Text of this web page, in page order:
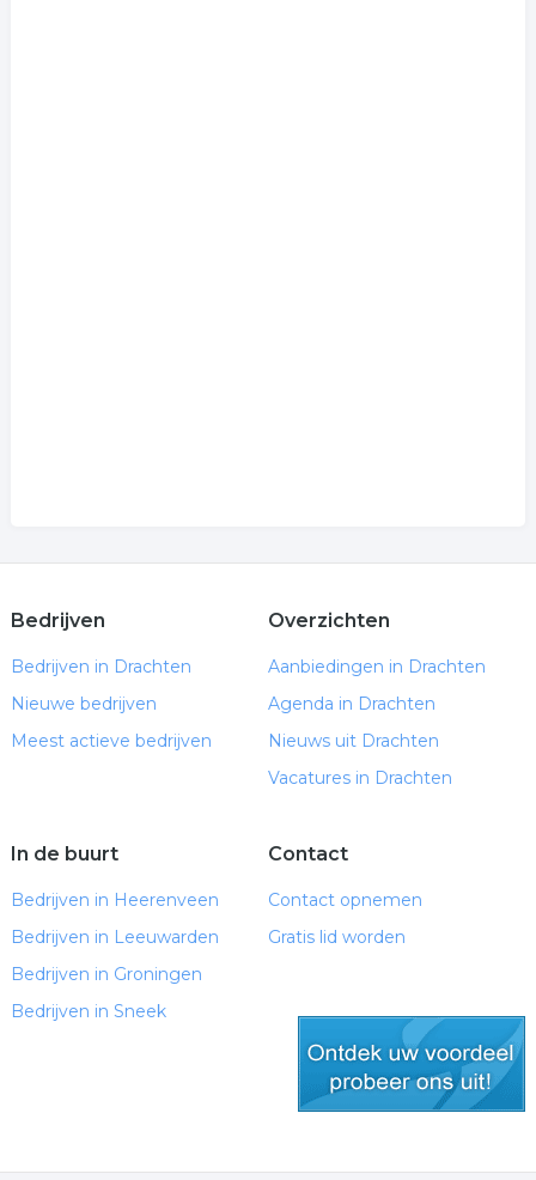
Bedrijven
Bedrijven in Drachten
Nieuwe bedrijven
Meest actieve bedrijven
Overzichten
Aanbiedingen in Drachten
Agenda in Drachten
Nieuws uit Drachten
Vacatures in Drachten
In de buurt
Bedrijven in Heerenveen
Bedrijven in Leeuwarden
Bedrijven in Groningen
Bedrijven in Sneek
Contact
Contact opnemen
Gratis lid worden